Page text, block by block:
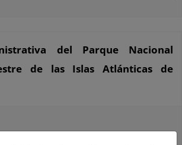
del Parque Nacional
de las Islas Atlánticas de